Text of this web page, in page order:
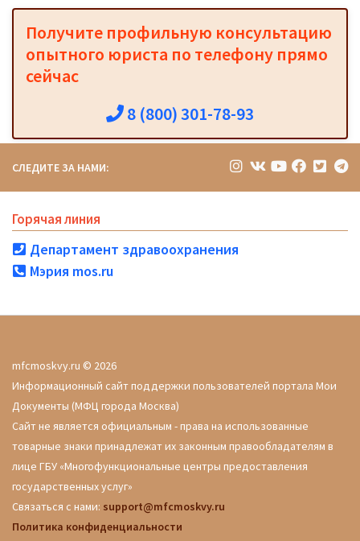
Получите профильную консультацию
опытного юриста по телефону прямо
сейчас
8 (800) 301-78-93
СЛЕДИТЕ ЗА НАМИ:
Горячая линия
Департамент здравоохранения
Мэрия mos.ru
mfcmoskvy.ru © 2026
Информационный сайт поддержки пользователей портала Мои
Документы (МФЦ города Москва)
Сайт не является официальным - права на использованные
товарные знаки принадлежат их законным правообладателям в
лице ГБУ «Многофункциональные центры предоставления
государственных услуг»
Связаться с нами: support@mfcmoskvy.ru
Политика конфиденциальности